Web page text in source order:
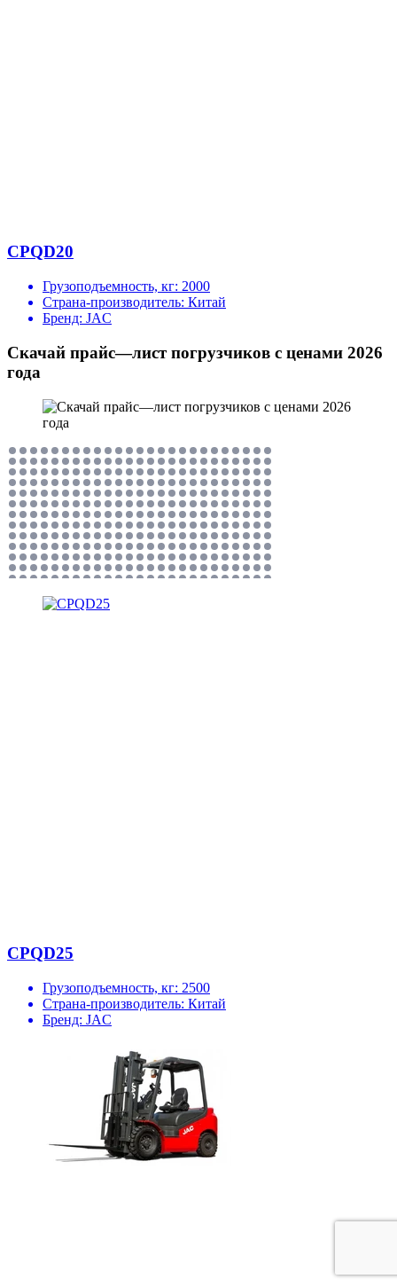
CPQD20
Грузоподъемность, кг: 2000
Страна-производитель: Китай
Бренд: JAC
Скачай прайс—лист погрузчиков с ценами 2026
года
CPQD25
Грузоподъемность, кг: 2500
Страна-производитель: Китай
Бренд: JAC